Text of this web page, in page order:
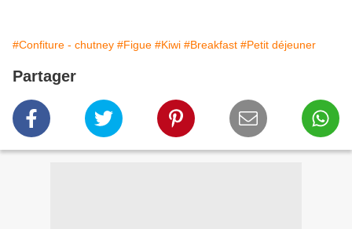
#Confiture - chutney #Figue #Kiwi #Breakfast #Petit déjeuner
Partager